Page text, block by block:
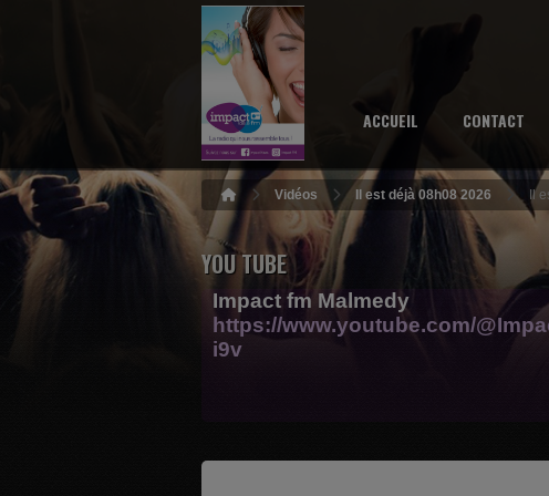
ACCUEIL CONTACT
Vidéos Il est déjà 08h08 2026 Il
YOU TUBE
Impact fm Malmedy
https://www.youtube.com/
i9v